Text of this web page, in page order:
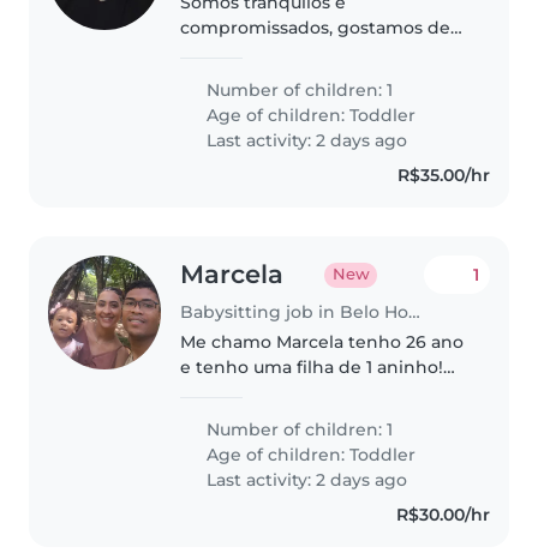
compromissados, gostamos de
esperamos nos dar bem e fazer
uma boa parceria
Number of children: 1
Age of children:Toddler
Last activity: 2 days ago
R$35.00/hr
Marcela New
Babysitting job in Belo Horizonte
1
Me chamo Marcela tenho 26 ano
e tenho uma filha de 1 aninho!
possa ficar com ela de terça a
sexta, às 17:30 ate 20:30, aos final
de semana ficaria das..
Number of children: 1
Age of children:Toddler
Last activity: 2 days ago
R$30.00/hr